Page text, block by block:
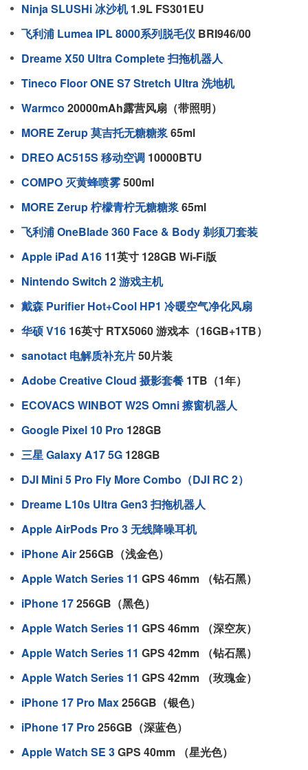
Ninja SLUSHi 冰沙机1.9L FS301EU
飞利浦 Lumea IPL 8000系列脱毛仪 BRI946/00
Dreame X50 Ultra Complete 扫拖机器人
Tineco Floor ONE S7 Stretch Ultra 洗地机
Warmco 20000mAh露营风扇（带照明）
MORE Zerup 莫吉托无糖糖浆65ml
DREO AC515S 移动空调 10000BTU
COMPO 灭黄蜂喷雾500ml
MORE Zerup 柠檬青柠无糖糖浆65ml
飞利浦 OneBlade 360 Face & Body 剃须刀套装
Apple iPad A16 11英寸 128GB Wi-Fi版
Nintendo Switch 2 游戏主机
戴森 Purifier Hot+Cool HP1 冷暖空气净化风扇
华硕 V16 16英寸 RTX5060 游戏本（16GB+1TB）
sanotact 电解质补充片50片装
Adobe Creative Cloud 摄影套餐 1TB（1年）
ECOVACS WINBOT W2S Omni 擦窗机器人
Google Pixel 10 Pro 128GB
三星 Galaxy A17 5G 128GB
DJI Mini 5 Pro Fly More Combo（DJI RC 2）
Dreame L10s Ultra Gen3 扫拖机器人
Apple AirPods Pro 3 无线降噪耳机
iPhone Air256GB（浅金色）
Apple Watch Series 11 GPS 46mm （钻石黑）
iPhone 17256GB（黑色）
Apple Watch Series 11 GPS 46mm （深空灰）
Apple Watch Series 11 GPS 42mm （钻石黑）
Apple Watch Series 11 GPS 42mm （玫瑰金）
iPhone 17 Pro Max256GB（银色）
iPhone 17 Pro 256GB（深蓝色）
Apple Watch SE 3GPS 40mm （星光色）